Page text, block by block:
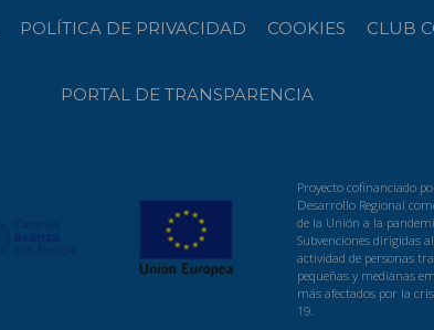
POLÍTICA DE PRIVACIDAD COOKIES CLUB
PORTAL DE TRANSPARENCIA
Proyecto cofinanciado
Desarrollo Regional
de la Unión a la
Subvenciones dirigidas
actividad de personas
pequeñas y medianas
más afectados por la
19.